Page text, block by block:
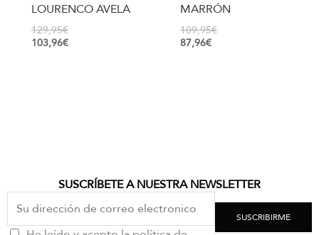
LOURENCO AVELA
129,95€
103,96€
MARRÓN
109,95€
87,96€
SUSCRÍBETE A NUESTRA NEWSLETTER
SUSCRIBIRME